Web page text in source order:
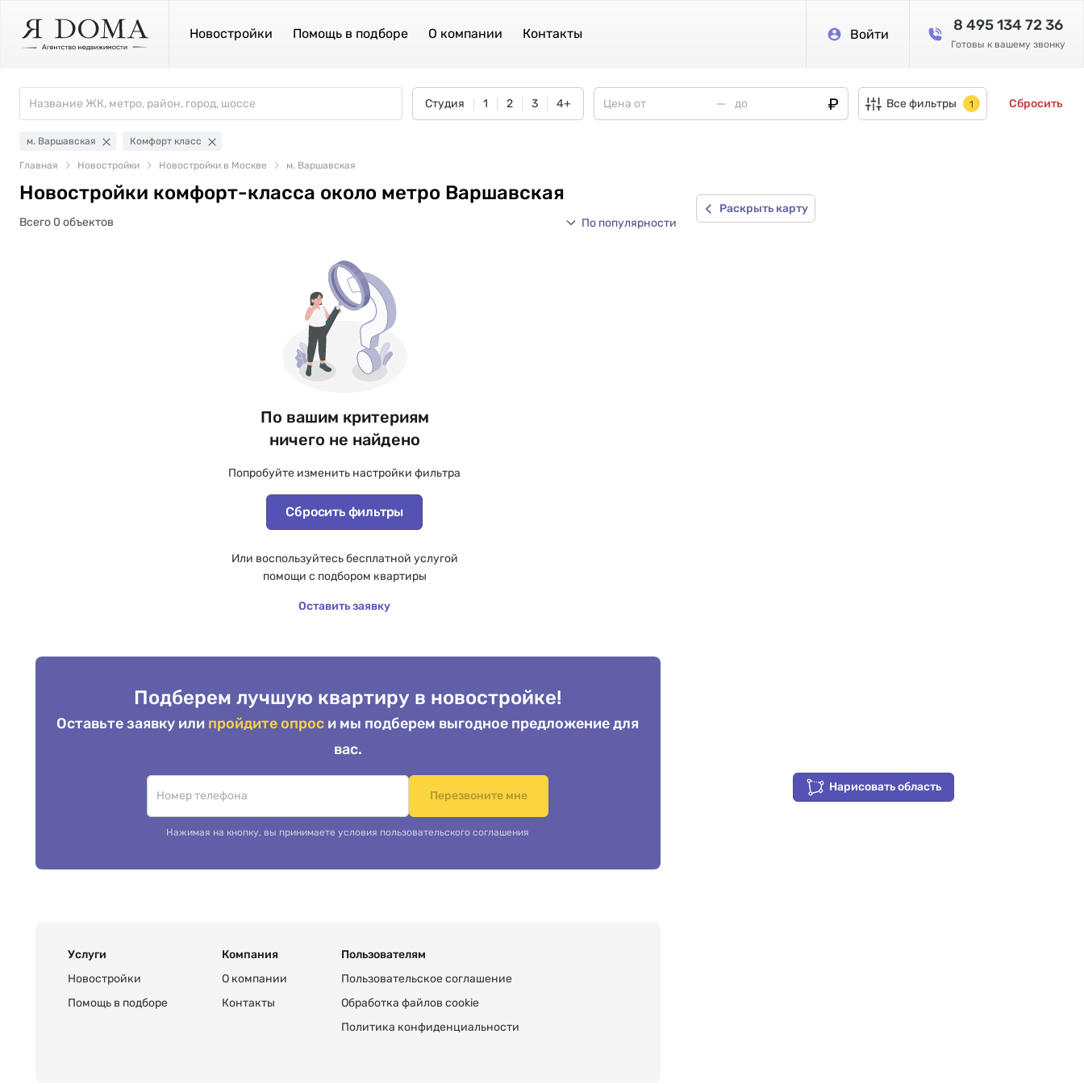
Новостройки Помощь в подборе О компании Контакты Войти
8 495 134 72 36
Готовы к вашему звонку
Студия 1 2 3 4+ Все фильтры 1 Сбросить
м. Варшавская Комфорт класс
Главная Новостройки Новостройки в Москве м. Варшавская
Нарисовать область
Раскрыть карту
Новостройки комфорт-класса около метро Варшавская
Всего 0 объектов По популярности
По вашим критериям
ничего не найдено
Попробуйте изменить настройки фильтра
Сбросить фильтры
Или воспользуйтесь бесплатной услугой
помощи с подбором квартиры
Оставить заявку
Подберем лучшую квартиру в новостройке!
Оставьте заявку или пройдите опрос и мы подберем выгодное предложение для
вас.
Перезвоните мне
Нажимая на кнопку, вы принимаете условия пользовательского соглашения
Услуги
Новостройки
Помощь в подборе
Компания
О компании
Контакты
Пользователям
Пользовательское соглашение
Обработка файлов cookie
Политика конфиденциальности